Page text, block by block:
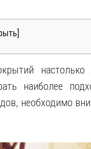
]
наиболее
необходимо